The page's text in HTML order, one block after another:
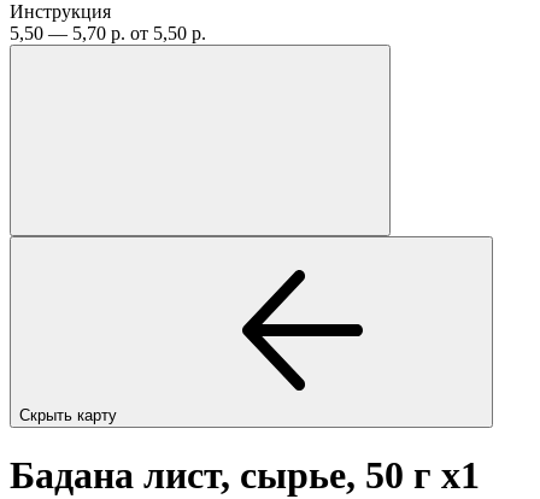
Инструкция
5,50 — 5,70 р. от 5,50 р.
Скрыть карту
Бадана лист, сырье, 50 г x1